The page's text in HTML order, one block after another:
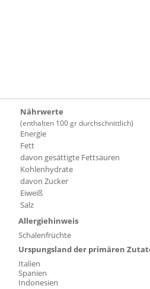
Nährwerte
(enthalten 100 gr durchschnittlich)
Energie
Fett
davon gesättigte Fettsäuren
Kohlenhydrate
davon Zucker
Eiweiß
Salz
Allergiehinweis
Schalenfrüchte
Urspungsland der primären
Italien
Spanien
Indonesien